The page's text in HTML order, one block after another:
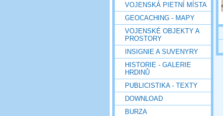
VOJENSKÁ PIETNÍ MÍSTA
GEOCACHING - MAPY
VOJENSKÉ OBJEKTY A
PROSTORY
INSIGNIE A SUVENYRY
HISTORIE - GALERIE
HRDINŮ
PUBLICISTIKA - TEXTY
DOWNLOAD
BURZA